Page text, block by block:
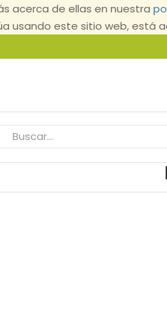
acerca de ellas en nuestra
usando este sitio web, está